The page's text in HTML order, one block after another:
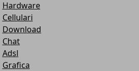
Hardware
Cellulari
Download
Chat
Adsl
Grafica